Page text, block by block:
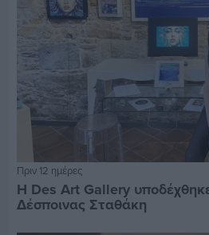
Πριν 12 ημέρες
Η Des Art Gallery
Δέσποινας Σταθάκη